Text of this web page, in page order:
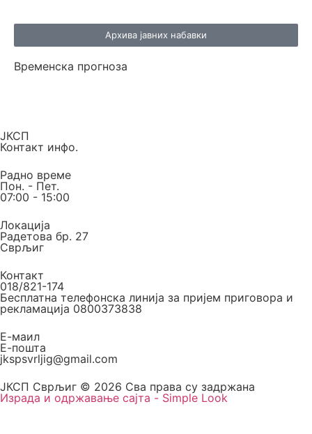
Архива јавних набавки
Временска прогноза
ЈКСП
Контакт инфо.
Радно време
Пон. - Пет.
07:00 - 15:00
Локација
Радетова бр. 27
Сврљиг
Контакт
018/821-174
Бесплатна телефонска линија за пријем приговора и
рекламација 0800373838
Е-маил
Е-пошта
jkspsvrljig@gmail.com
ЈКСП Сврљиг © 2026 Сва права су задржана
Израда и одржавање сајта - Simple Look